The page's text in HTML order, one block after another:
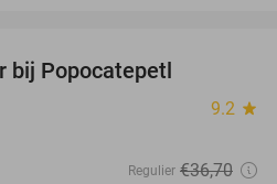
bij Popocatepetl
9.2 star
Regulier €36,70